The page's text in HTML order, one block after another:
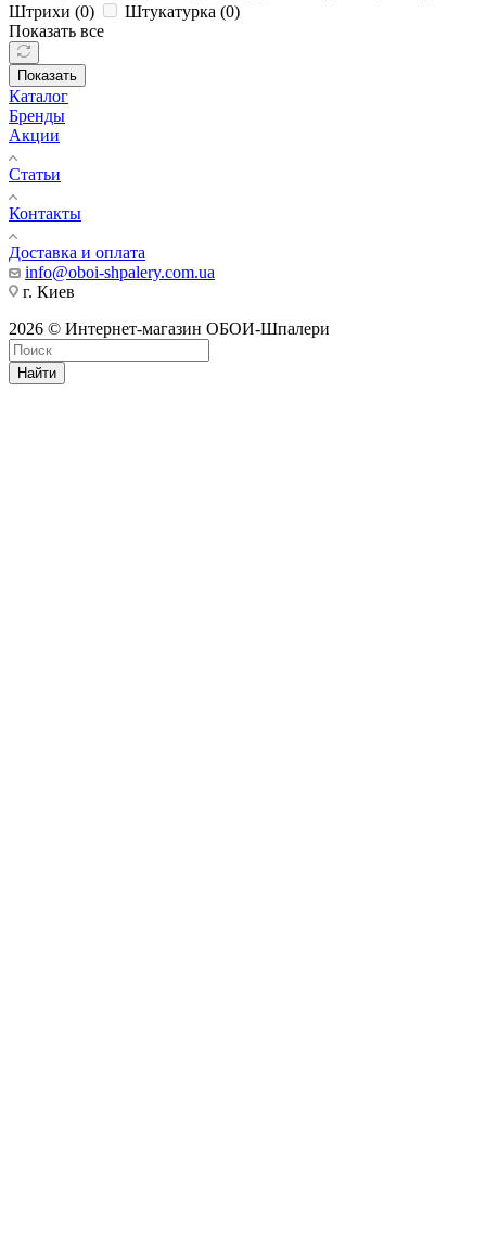
Штрихи (0) Штукатурка (0)
Показать все
Показать
Каталог
Бренды
Акции
Статьи
Контакты
Доставка и оплата
info@oboi-shpalery.com.ua
г. Киев
2026 © Интернет-магазин ОБОИ-Шпалери
Найти